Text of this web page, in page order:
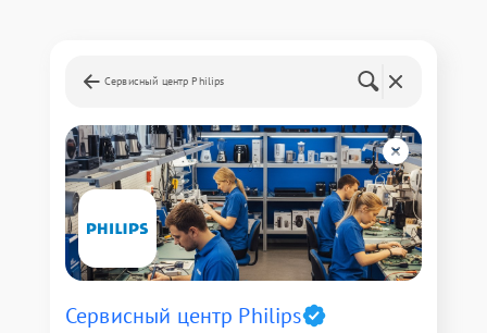
Сервисный центр Philips
Сервисный центр Philips